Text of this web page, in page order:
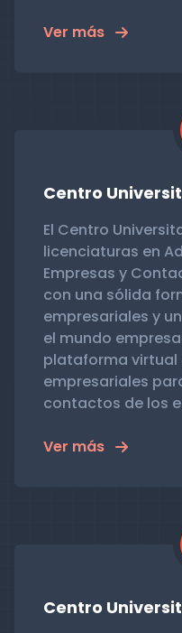
Ver más
Centro
El Centro
licenciaturas en
Empresas y
con una sólida
empresariales y
el mundo
plataforma virtual
empresariales
contactos de los
Ver más
Centro